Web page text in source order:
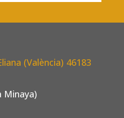
(València) 46183
Minaya)